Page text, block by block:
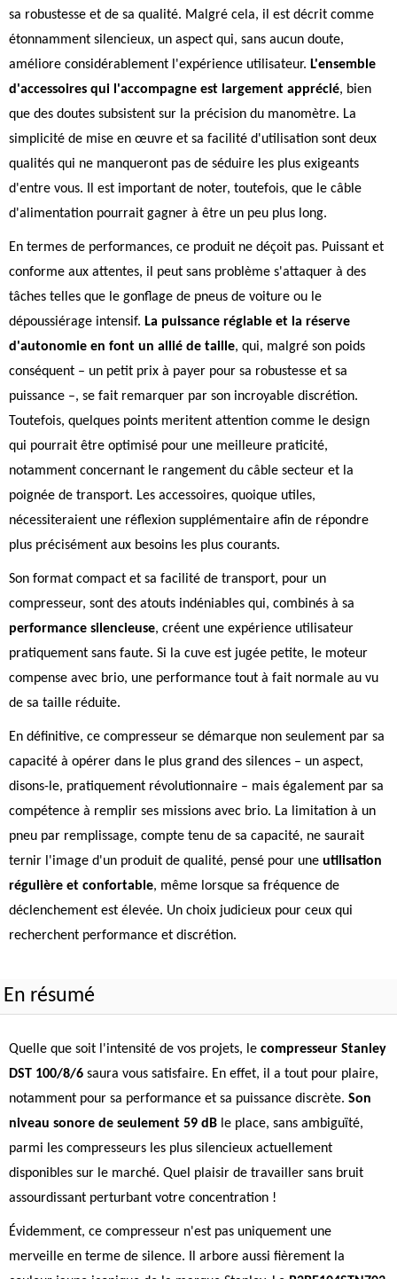
sa robustesse et de sa qualité. Malgré cela, il est décrit comme
étonnamment silencieux, un aspect qui, sans aucun doute,
améliore considérablement l'expérience utilisateur. L'ensemble
d'accessoires qui l'accompagne est largement apprécié, bien
que des doutes subsistent sur la précision du manomètre. La
simplicité de mise en œuvre et sa facilité d'utilisation sont deux
qualités qui ne manqueront pas de séduire les plus exigeants
d'entre vous. Il est important de noter, toutefois, que le câble
d'alimentation pourrait gagner à être un peu plus long.
En termes de performances, ce produit ne déçoit pas. Puissant et
conforme aux attentes, il peut sans problème s'attaquer à des
tâches telles que le gonflage de pneus de voiture ou le
dépoussiérage intensif. La puissance réglable et la réserve
d'autonomie en font un allié de taille, qui, malgré son poids
conséquent – un petit prix à payer pour sa robustesse et sa
puissance –, se fait remarquer par son incroyable discrétion.
Toutefois, quelques points meritent attention comme le design
qui pourrait être optimisé pour une meilleure praticité,
notamment concernant le rangement du câble secteur et la
poignée de transport. Les accessoires, quoique utiles,
nécessiteraient une réflexion supplémentaire afin de répondre
plus précisément aux besoins les plus courants.
Son format compact et sa facilité de transport, pour un
compresseur, sont des atouts indéniables qui, combinés à sa
performance silencieuse, créent une expérience utilisateur
pratiquement sans faute. Si la cuve est jugée petite, le moteur
compense avec brio, une performance tout à fait normale au vu
de sa taille réduite.
En définitive, ce compresseur se démarque non seulement par sa
capacité à opérer dans le plus grand des silences – un aspect,
disons-le, pratiquement révolutionnaire – mais également par sa
compétence à remplir ses missions avec brio. La limitation à un
pneu par remplissage, compte tenu de sa capacité, ne saurait
ternir l'image d'un produit de qualité, pensé pour une utilisation
régulière et confortable, même lorsque sa fréquence de
déclenchement est élevée. Un choix judicieux pour ceux qui
recherchent performance et discrétion.
En résumé
Quelle que soit l'intensité de vos projets, le compresseur Stanley
DST 100/8/6 saura vous satisfaire. En effet, il a tout pour plaire,
notamment pour sa performance et sa puissance discrète. Son
niveau sonore de seulement 59 dB le place, sans ambiguïté,
parmi les compresseurs les plus silencieux actuellement
disponibles sur le marché. Quel plaisir de travailler sans bruit
assourdissant perturbant votre concentration !
Évidemment, ce compresseur n'est pas uniquement une
merveille en terme de silence. Il arbore aussi fièrement la